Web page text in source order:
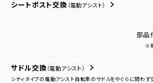
シートポスト交換 （電動アシスト）
部品
※
サドル交換 （電動アシスト）
シティタイプの電動アシスト自転車のサドルをやぐらに問わず